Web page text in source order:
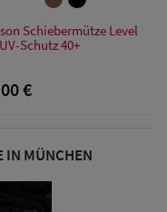
Schiebermütze Level
Schutz 40+
€
IN MÜNCHEN